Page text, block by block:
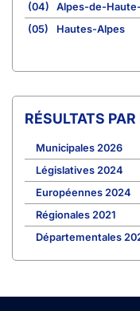
(04)
Alpes-de-
(05)
Hautes-Alpes
RÉSULTATS
Municipales 2026
Législatives 2024
Européennes 2024
Régionales 2021
Départementales